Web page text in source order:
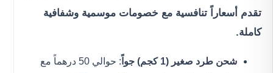
تقدم أسعاراً تنافسية مع خصومات موسمية وشفافية
كاملة.
شحن طرد صغير (1 كجم) جواً
: حوالي 50 درهماً مع